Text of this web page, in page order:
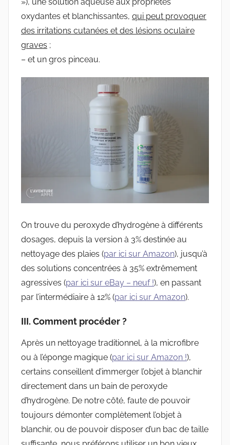
»), une solution aqueuse aux propriétés
oxydantes et blanchissantes, qui peut provoquer
des irritations cutanées et des lésions oculaire
graves ;
– et un gros pinceau.
On trouve du peroxyde d’hydrogène à différents
dosages, depuis la version à 3% destinée au
nettoyage des plaies (par ici sur Amazon), jusqu’à
des solutions concentrées à 35% extrêmement
agressives (par ici sur eBay – neuf !), en passant
par l’intermédiaire à 12% (par ici sur Amazon).
III. Comment procéder ?
Après un nettoyage traditionnel, à la microfibre
ou à l’éponge magique (par ici sur Amazon !),
certains conseillent d’immerger l’objet à blanchir
directement dans un bain de peroxyde
d’hydrogène. De notre côté, faute de pouvoir
toujours démonter complètement l’objet à
blanchir, ou de pouvoir disposer d’un bac de taille